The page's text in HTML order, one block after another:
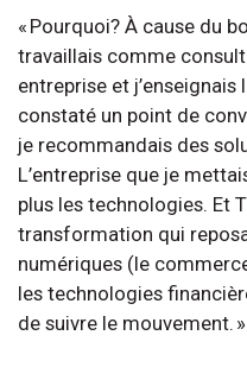
« Pourquoi? À cause du
travaillais comme
entreprise et j’enseignais
constaté un point de
je recommandais des
L’entreprise que je
plus les technologies. Et
transformation qui
numériques (le
les technologies
de suivre le mouvement. »